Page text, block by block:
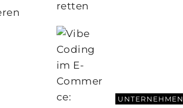
UNTERNEHMEN